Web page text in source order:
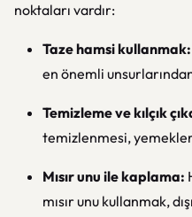
noktaları vardır:
Taze hamsi kullanmak:
en önemli
Temizleme ve kılçık
temizlenmesi,
Mısır unu ile kaplama:
mısır unu kullanmak,